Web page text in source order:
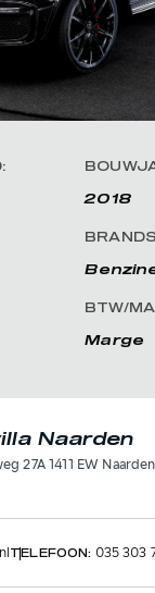
2018
BTW/
Marge
Naarden
27A 1411 EW Naarden
TELEFOON: 035 303